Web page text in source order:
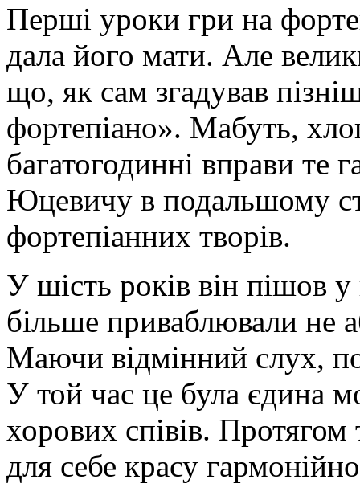
Перші уроки гри на
дала його мати. Але
що, як сам згадував
фортепіано». Мабуть,
багатогодинні вправи те
Юцевичу в подальшому
фортепіанних творів.
У шість років він пішов
більше приваблювали не
Маючи відмінний слух,
У той час це була єдина
хорових співів. Протягом
для себе красу